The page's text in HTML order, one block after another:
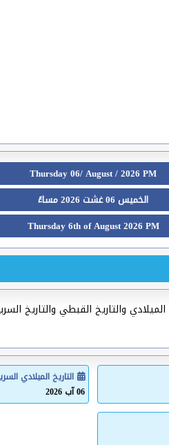
Thursday 06/ August / 2026 PM
الخميس 06 غشت 2026 مساءً
Thursday 6th of August 2026 PM
والتاريخ القبطي والتاريخ
التاريخ الميلادي
06 آب 2026